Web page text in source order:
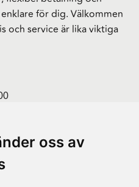
oss av
för dig. Välkommen
och service är lika viktiga